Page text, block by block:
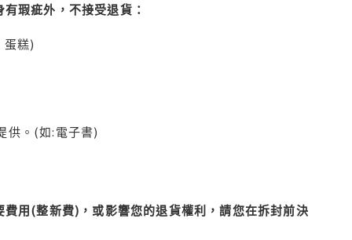
瑕疵外，不接受退貨：
蛋糕)
供。(如:電子書)
用(整新費)，或影響您的退貨權利，請您在拆封前決